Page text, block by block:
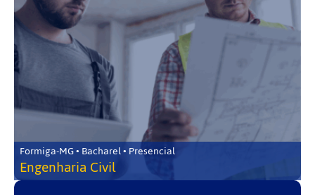
Formiga-MG • Bacharel • Presencial
Engenharia Civil